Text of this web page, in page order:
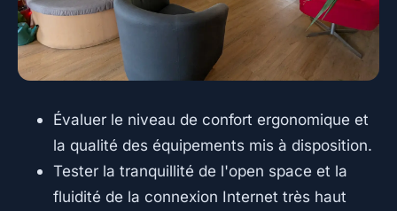
Évaluer le niveau de confort ergonomique et
la qualité des équipements mis à disposition.
Tester la tranquillité de l'open space et la
fluidité de la connexion Internet très haut